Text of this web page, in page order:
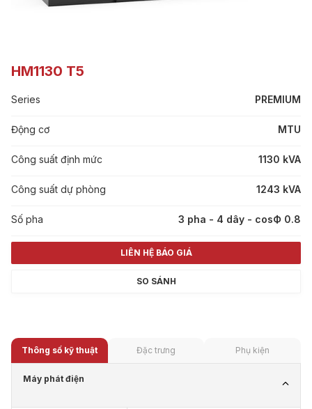
HM1130 T5
Series PREMIUM
Động cơ MTU
Công suất định mức 1130 kVA
Công suất dự phòng 1243 kVA
Số pha 3 pha - 4 dây - cosФ 0.8
LIÊN HỆ BÁO GIÁ
SO SÁNH
Thông số kỹ thuật Đặc trưng Phụ kiện
Máy phát điện